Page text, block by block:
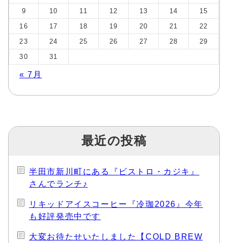
9
10 11 12 13 14
15
16
17 18 19 20 21
22
23
24 25 26 27 28
29
30
31
« 7月
最近の投稿
半田市新川町にある『ビストロ・カジキ』
さんでランチ♪
リキッドアイスコーヒー『冷珈2026』今年
も好評発売中です
大変お待たせいたしました【COLD BREW